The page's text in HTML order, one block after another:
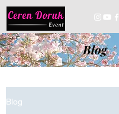
Blog
Blog